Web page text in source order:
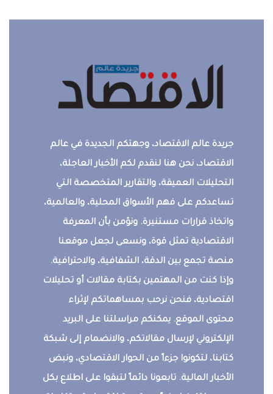
جريدة عالم الاقتصاد، وجهتكم الجديدة في عالم
الاقتصاد، نحن هنا لنقدم لكم الأخبار العاجلة،
التحليلات العميقة، والتقارير المتخصصة التي
تساعدكم على فهم الأسواق المحلية، والعالمية،
واتخاذ قرارات مستنيرة. ونؤمن بأن المعرفة
الاقتصادية تمثل قوة، ونسعى لجعل موقعنا
منصة تجمع بين الدقة، الشفافية، والاحترافية.
وإذا كنت من المهتمين بكتابة مقالات أو تحليلات
اقتصادية، فنحن نرحب بمساهماتكم لإثراء
محتوى الموقع. يمكنكم مراسلتنا على البريد
الإلكتروني لإرسال مقالاتكم، والانضمام إلى شبكة
كتابنا، لتكونوا جزءاً من الحوار الاقتصادي، ونبض
الأخبار المالية. تابعونا دائماً لتبقوا على اطلاع بكل